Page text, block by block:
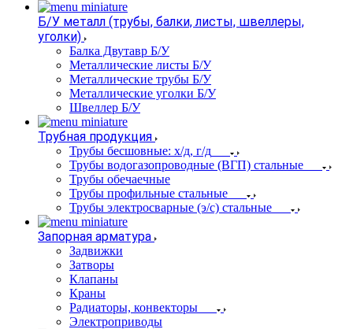
Б/У металл (трубы, балки, листы, швеллеры,
уголки)
Балка Двутавр Б/У
Металлические листы Б/У
Металлические трубы Б/У
Металлические уголки Б/У
Швеллер Б/У
Трубная продукция
Трубы бесшовные: х/д, г/д
Трубы водогазопроводные (ВГП) стальные
Трубы обечаечные
Трубы профильные стальные
Трубы электросварные (э/с) стальные
Запорная арматура
Задвижки
Затворы
Клапаны
Краны
Радиаторы, конвекторы
Электроприводы